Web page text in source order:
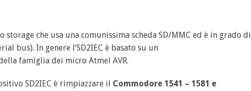
che usa una comunissima scheda SD/MMC ed è in grado di
bus). In genere l’SD2IEC è basato su un
famiglia dei micro Atmel AVR.
SD2IEC è rimpiazzare il Commodore 1541 – 1581 e